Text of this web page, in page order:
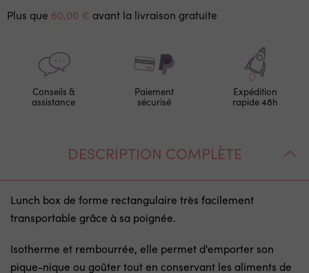
Plus que 60,00 € avant la livraison gratuite
Conseils &
assistance
Paiement
sécurisé
Expédition
rapide 48h
DESCRIPTION COMPLÈTE
Lunch box de forme rectangulaire très facilement
transportable grâce à sa poignée.
Isotherme et rembourrée, elle permet d'emporter son
pique-nique ou goûter tout en conservant les aliments de